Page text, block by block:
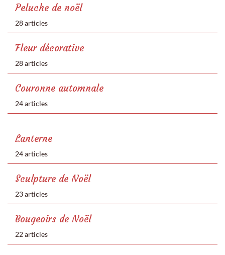
Peluche de noël
28 articles
Fleur décorative
28 articles
Couronne automnale
24 articles
Lanterne
24 articles
Sculpture de Noël
23 articles
Bougeoirs de Noël
22 articles